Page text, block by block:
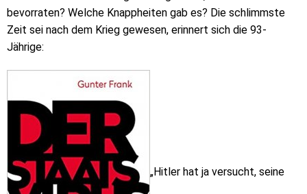
bevorraten? Welche Knappheiten gab es? Die schlimmste
Zeit sei nach dem Krieg gewesen, erinnert sich die 93-
Jährige:
„Hitler hat ja versucht, seine